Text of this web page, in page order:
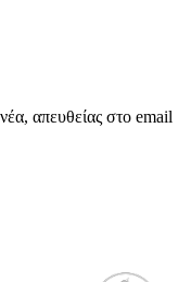
απευθείας στο email